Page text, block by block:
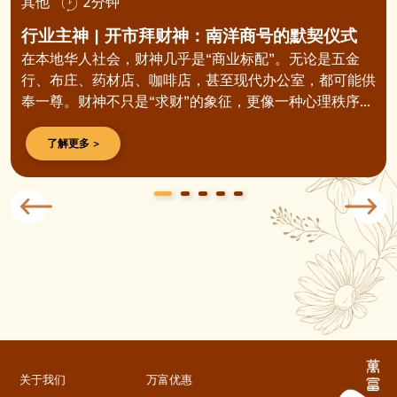
行业主神 | 开市拜财神：南洋商号的默契仪式
在本地华人社会，财神几乎是“商业标配”。无论是五金
行、布庄、药材店、咖啡店，甚至现代办公室，都可能供
奉一尊。财神不只是“求财”的象征，更像一种心理秩序
——在不可预测的市场里，给人一份安稳的依靠。
了解更多 >
关于我们 万富优惠